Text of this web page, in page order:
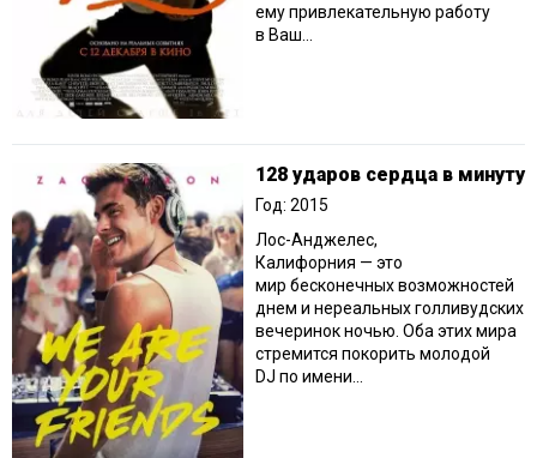
ему привлекательную работу
в Ваш...
128 ударов сердца в минуту
Год: 2015
Лос-Анджелес,
Калифорния — это
мир бесконечных возможностей
днем и нереальных голливудских
вечеринок ночью. Оба этих мира
стремится покорить молодой
DJ по имени...